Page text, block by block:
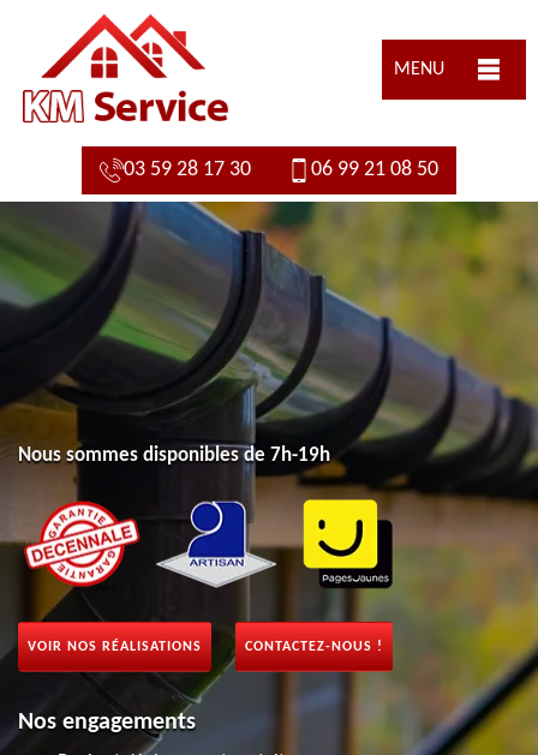
MENU
03 59 28 17 30 06 99 21 08 50
Nous sommes disponibles de 7h-19h
VOIR NOS RÉALISATIONS CONTACTEZ-NOUS !
Nos engagements